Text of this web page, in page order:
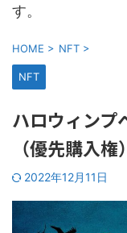
す。
HOME > NFT >
NFT
ハロウィンプ
（優先購入
2022年12月11日